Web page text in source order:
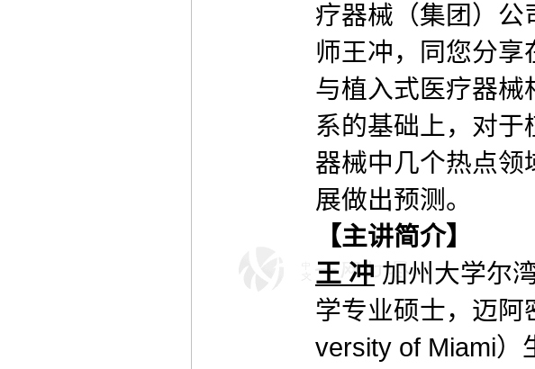
疗器械（集团）公
师王冲，同您分享
与植入式医疗器械
系的基础上，对于
器械中几个热点领
展做出预测。
【主讲简介】
王 冲 加州大学尔
学专业硕士，迈阿
versity of Miami）